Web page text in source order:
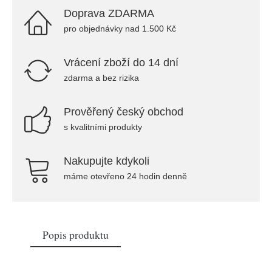
Doprava ZDARMA
pro objednávky nad 1.500 Kč
Vrácení zboží do 14 dní
zdarma a bez rizika
Prověřený český obchod
s kvalitními produkty
Nakupujte kdykoli
máme otevřeno 24 hodin denně
Popis produktu